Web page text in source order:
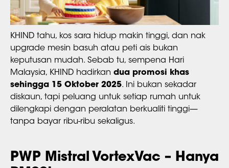
KHIND tahu, kos sara hidup makin tinggi, dan nak
upgrade mesin basuh atau peti ais bukan
keputusan mudah. Sebab tu, sempena Hari
Malaysia, KHIND hadirkan dua promosi khas
sehingga 15 Oktober 2025. Ini bukan sekadar
diskaun, tapi peluang untuk setiap rumah untuk
dilengkapi dengan peralatan berkualiti tinggi—
tanpa bayar ribu-ribu sekaligus.
PWP Mistral VortexVac – Hanya